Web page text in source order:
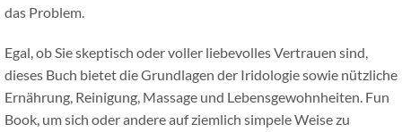
das Problem.
Egal, ob Sie skeptisch oder voller liebevolles Vertrauen sind,
dieses Buch bietet die Grundlagen der Iridologie sowie nützliche
Ernährung, Reinigung, Massage und Lebensgewohnheiten. Fun
Book, um sich oder andere auf ziemlich simpele Weise zu